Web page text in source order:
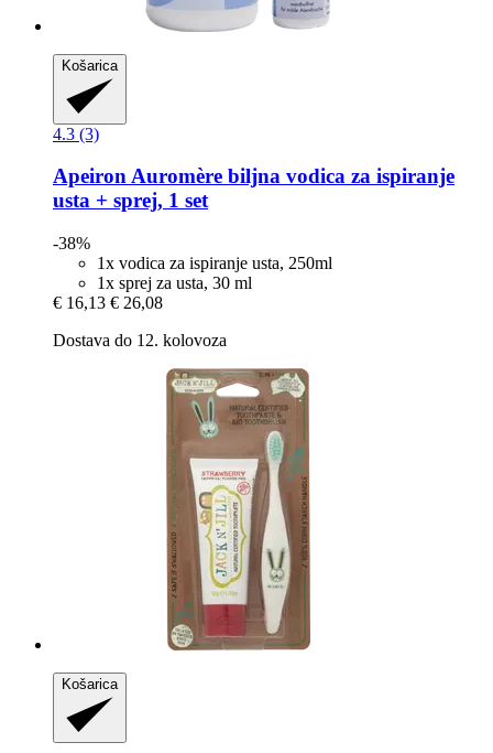
Košarica
4.3 (3)
ApeironAuromère biljna vodica za ispiranje
usta + sprej, 1 set
-38%
1x vodica za ispiranje usta, 250ml
1x sprej za usta, 30 ml
€ 16,13 € 26,08
Dostava do 12. kolovoza
Košarica